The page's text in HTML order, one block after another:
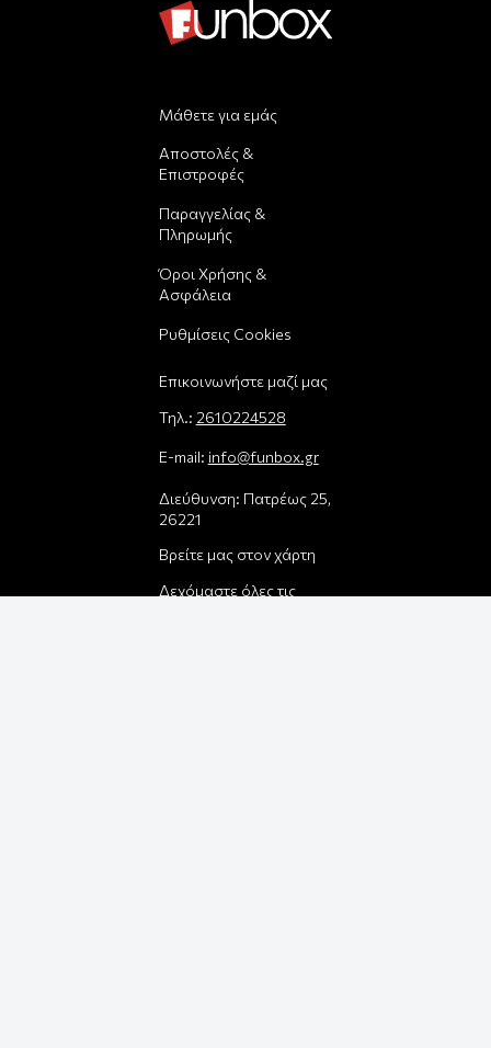
Μάθετε για εμάς
Αποστολές &
Επιστροφές
Παραγγελίας &
Πληρωμής
Όροι Χρήσης &
Ασφάλεια
Ρυθμίσεις Cookies
Επικοινωνήστε μαζί μας
Τηλ.: 2610224528
E-mail: info@funbox.gr
Διεύθυνση: Πατρέως 25,
26221
Βρείτε μας στον χάρτη
Δεχόμαστε όλες τις